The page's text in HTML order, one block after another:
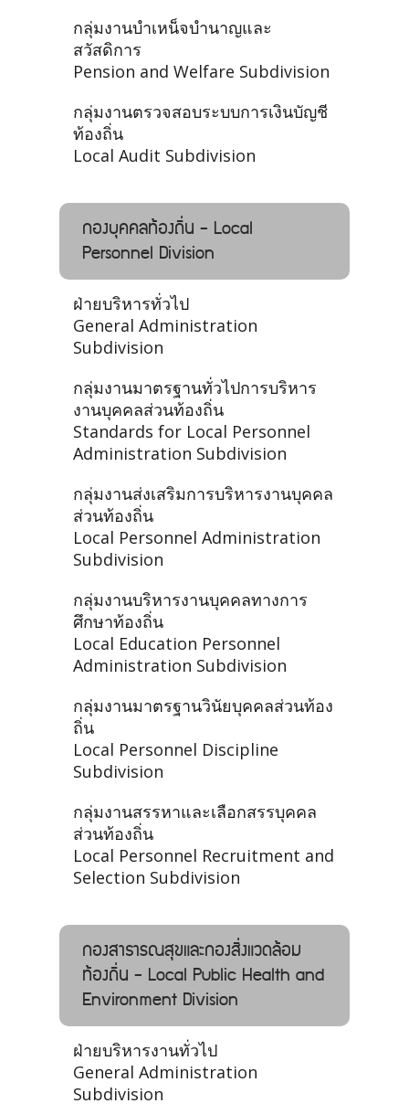
กลุ่มงานบำเหน็จบำนาญและ
สวัสดิการ
Pension and Welfare Subdivision
กลุ่มงานตรวจสอบระบบการเงินบัญชี
ท้องถิ่น
Local Audit Subdivision
กองบุคคลท้องถิ่น - Local
Personnel Division
ฝ่ายบริหารทั่วไป
General Administration
Subdivision
กลุ่มงานมาตรฐานทั่วไปการบริหาร
งานบุคคลส่วนท้องถิ่น
Standards for Local Personnel
Administration Subdivision
กลุ่มงานส่งเสริมการบริหารงานบุคคล
ส่วนท้องถิ่น
Local Personnel Administration
Subdivision
กลุ่มงานบริหารงานบุคคลทางการ
ศึกษาท้องถิ่น
Local Education Personnel
Administration Subdivision
กลุ่มงานมาตรฐานวินัยบุคคลส่วนท้อง
ถิ่น
Local Personnel Discipline
Subdivision
กลุ่มงานสรรหาและเลือกสรรบุคคล
ส่วนท้องถิ่น
Local Personnel Recruitment and
Selection Subdivision
กองสาธารณสุขและกองสิ่งแวดล้อม
ท้องถิ่น - Local Public Health and
Environment Division
ฝ่ายบริหารงานทั่วไป
General Administration
Subdivision